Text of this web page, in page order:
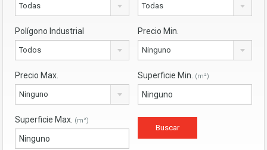
Todas Todas
Polígono Industrial
Todos
Precio Min.
Ninguno
Precio Max.
Ninguno
Superficie Min. (m²)
Superficie Max. (m²)